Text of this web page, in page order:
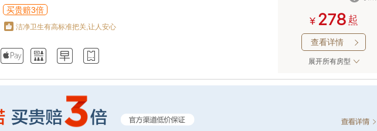
买贵赔3倍
洁净卫生有高标准把关,让人安心
   
¥   起
查看详情 
展开所有房型